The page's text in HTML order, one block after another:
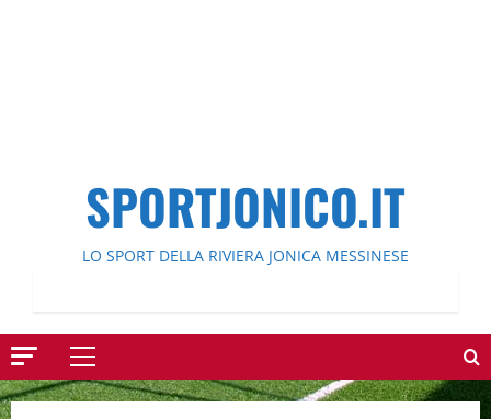
SPORTJONICO.IT
LO SPORT DELLA RIVIERA JONICA MESSINESE
Menu
principale